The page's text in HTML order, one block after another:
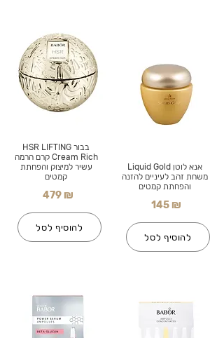
בבור HSR LIFTING
Cream Rich קרם הרמה
עשיר למיצוק והפחתת
קמטים
479 ₪
להוסיף לסל
אנא לוטן Liquid Gold
משחת זהב לעיניים להזנה
והפחתת קמטים
145 ₪
להוסיף לסל